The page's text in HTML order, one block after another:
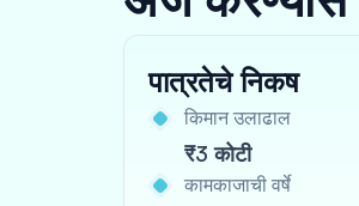
पात्रतेचे निकष
किमान उलाढाल
₹3 कोटी
कामकाजाची वर्षे